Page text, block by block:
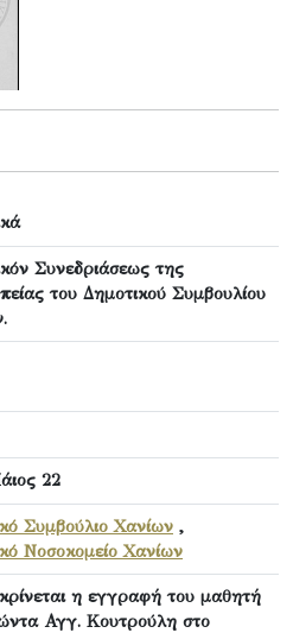
Συνεδριάσεως της
του Δημοτικού Συμβουλίου
22
Συμβούλιο Χανίων ,
Νοσοκομείο Χανίων
η εγγραφή του μαθητή
Αγγ. Κουτρούλη στο